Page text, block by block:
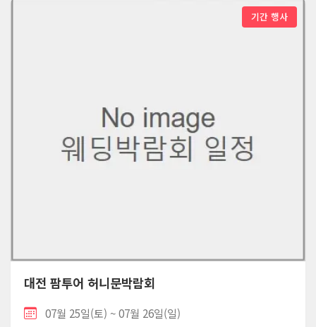
기간 행사
대전 팜투어 허니문박람회
07월 25일(토) ~ 07월 26일(일)